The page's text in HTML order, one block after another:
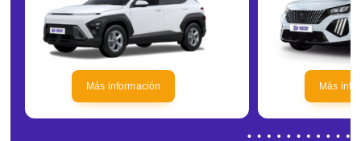
Más información Más